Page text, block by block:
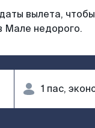
вылета, чтобы
Мале недорого.